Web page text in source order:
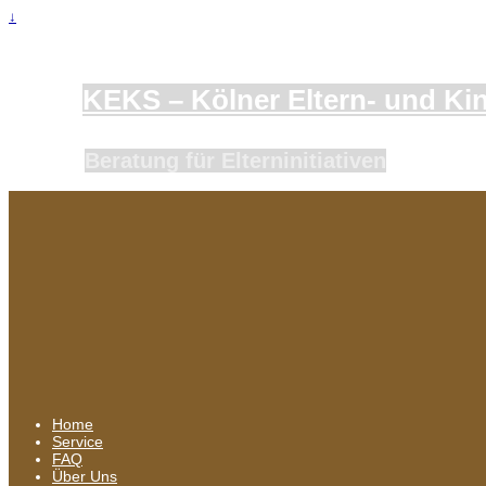
↓
KEKS – Kölner Eltern- und
Home
Service
FAQ
Über Uns